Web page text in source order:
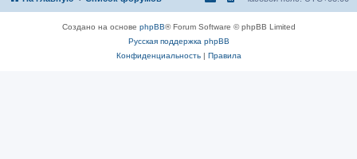
Создано на основе phpBB® Forum Software © phpBB Limited
Русская поддержка phpBB
Конфиденциальность| Правила